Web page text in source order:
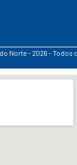
Norte - 2026 - Todos